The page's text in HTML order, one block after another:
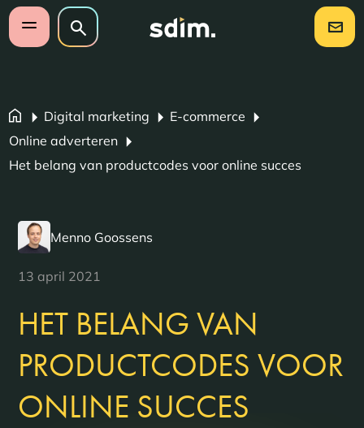
Navigatie overslaan
Open mobiel menu
Zoeken op website
Zoeken
Digital marketing
E-commerce
Online adverteren
Het belang van productcodes voor online succes
Menno Goossens
13 april 2021
HET BELANG VAN
PRODUCTCODES VOOR
ONLINE SUCCES